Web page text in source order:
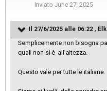
Inviato June 27, 2025
Il 27/6/2025 alle 06:22 ,
Semplicemente non bisogna
quali non si è all'altezza.
Questo vale per tutte le italiane.